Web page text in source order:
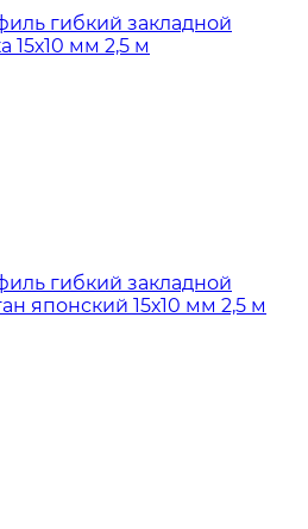
гибкий закладной
15х10 мм 2,5 м
гибкий закладной
японский 15х10 мм 2,5 м